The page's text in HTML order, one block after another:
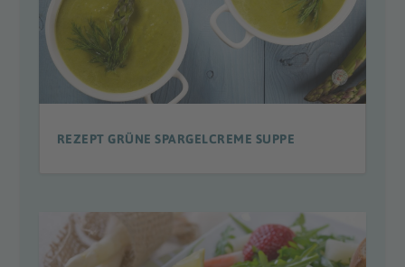
REZEPT GRÜNE SPARGELCREME SUPPE